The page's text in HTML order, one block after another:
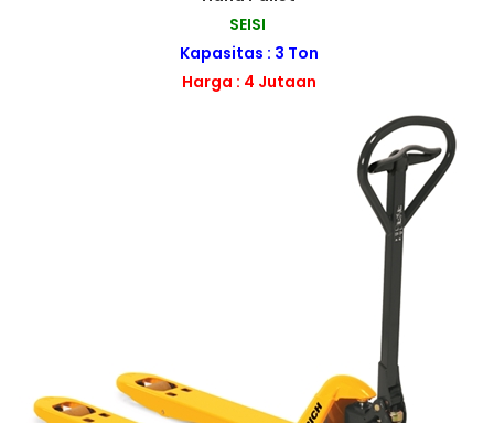
SEISI
Kapasitas : 3 Ton
Harga : 4 Jutaan